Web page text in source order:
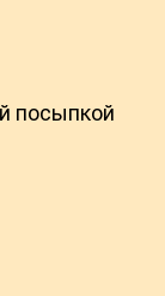
посыпкой